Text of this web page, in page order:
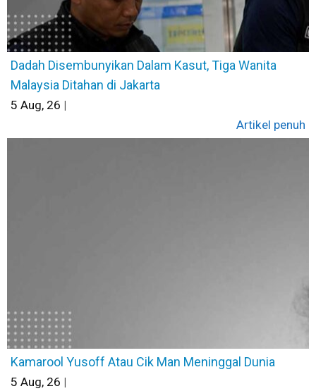
Dadah Disembunyikan Dalam Kasut, Tiga Wanita
Malaysia Ditahan di Jakarta
5 Aug, 26 |
Artikel penuh
Kamarool Yusoff Atau Cik Man Meninggal Dunia
5 Aug, 26 |